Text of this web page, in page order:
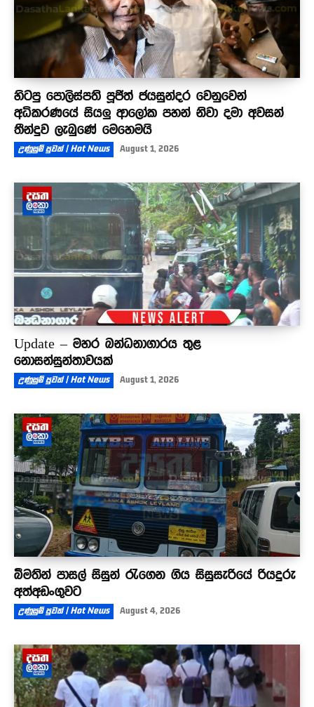
හිටපු පොලිස්පති පූජිත් ජයසුන්දර වෙනුවෙන්
අධිකරණයේ සියලු ආලෝක පහන් නිවා දමා අවසන්
තීන්දුව ලැබුණේ මෙහෙමයි
උණුසුම් පුවත් | Hot News August 1, 2026
Update – මහර බන්ධනාගාරය තුළ
නොසන්සුන්තාවයක්
උණුසුම් පුවත් | Hot News August 1, 2026
බීමතින් පාසල් සිසුන් රැගෙන ගිය සිසුසැරියේ රියදුරු
අත්අඩංගුවට
උණුසුම් පුවත් | Hot News August 4, 2026